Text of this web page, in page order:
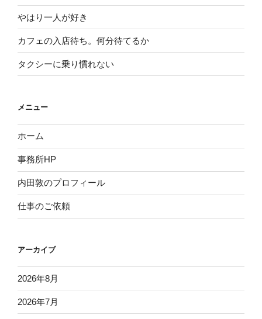
やはり一人が好き
カフェの入店待ち。何分待てるか
タクシーに乗り慣れない
メニュー
ホーム
事務所HP
内田敦のプロフィール
仕事のご依頼
アーカイブ
2026年8月
2026年7月